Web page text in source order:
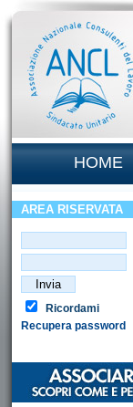
HOME
AREA RISERVATA
Ricordami
Recupera password